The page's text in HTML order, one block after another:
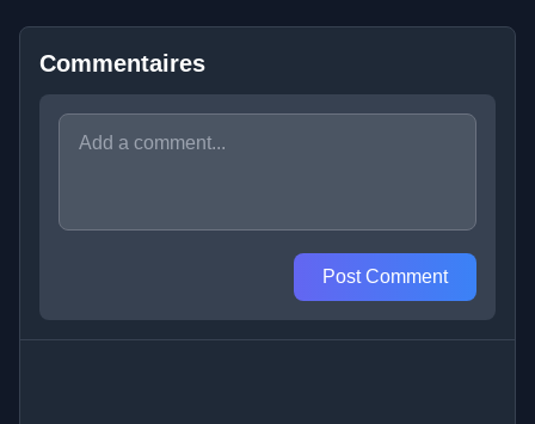
Commentaires
Post Comment